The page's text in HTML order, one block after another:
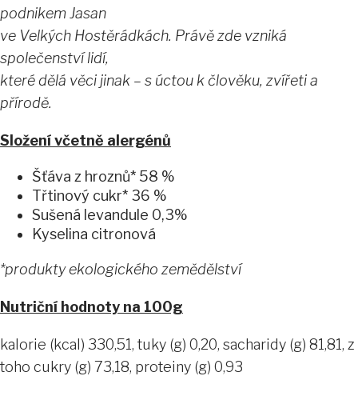
podnikem Jasan
ve Velkých Hostěrádkách. Právě zde vzniká
společenství lidí,
které dělá věci jinak – s úctou k člověku, zvířeti a
přírodě.
Složení včetně alergénů
Šťáva z hroznů* 58 %
Třtinový cukr* 36 %
Sušená levandule 0,3%
Kyselina citronová
*produkty ekologického zemědělství
Nutriční hodnoty na 100g
kalorie (kcal) 330,51, tuky (g) 0,20, sacharidy (g) 81,81, z
toho cukry (g) 73,18, proteiny (g) 0,93